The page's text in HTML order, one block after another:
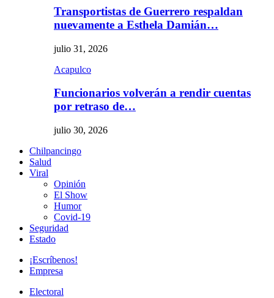
Transportistas de Guerrero respaldan
nuevamente a Esthela Damián…
julio 31, 2026
Acapulco
Funcionarios volverán a rendir cuentas
por retraso de…
julio 30, 2026
Chilpancingo
Salud
Viral
Opinión
El Show
Humor
Covid-19
Seguridad
Estado
¡Escríbenos!
Empresa
Electoral